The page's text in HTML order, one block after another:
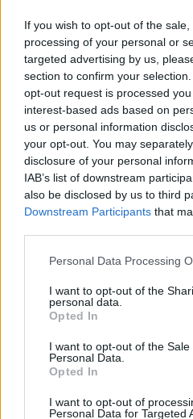
If you wish to opt-out of the
processing of your personal or
targeted advertising by us,
section to confirm your
opt-out request is processed
interest-based ads based on
us or personal information
your opt-out. You may
disclosure of your personal
IAB’s list of downstream
also be disclosed by us to third
Downstream Participants that
Please note that this website/
not limited to your visit or usage
grant or deny consent to
use your data for below
consent section.
Personal Data Processing
I want to opt-out of the
personal data.
Opted In
I want to opt-out of the Sale
Personal Data.
Opted In
I want to opt-out of
Personal Data for Targeted
Donald Trump 2017-
nagykövetség
Friedman nagykövet
évtől már
még működött a
is, azonban az
Sheldon Adelson
éppen hétfőn
Az arnonai épület ugyan
alkalmas nagyobb
megrendezésére, a
épület elkészültéig
nagykövetség
Rekord áron